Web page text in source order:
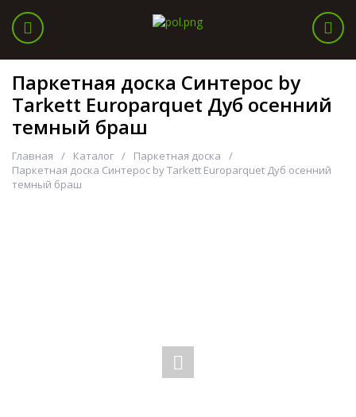
Паркетная доска Синтерос by
Tarkett Europarquet Дуб осенний
темный браш
Главная Каталог
Паркетная доска
Паркетная доска Синтерос by Tarkett Europarquet Дуб осенний
темный браш